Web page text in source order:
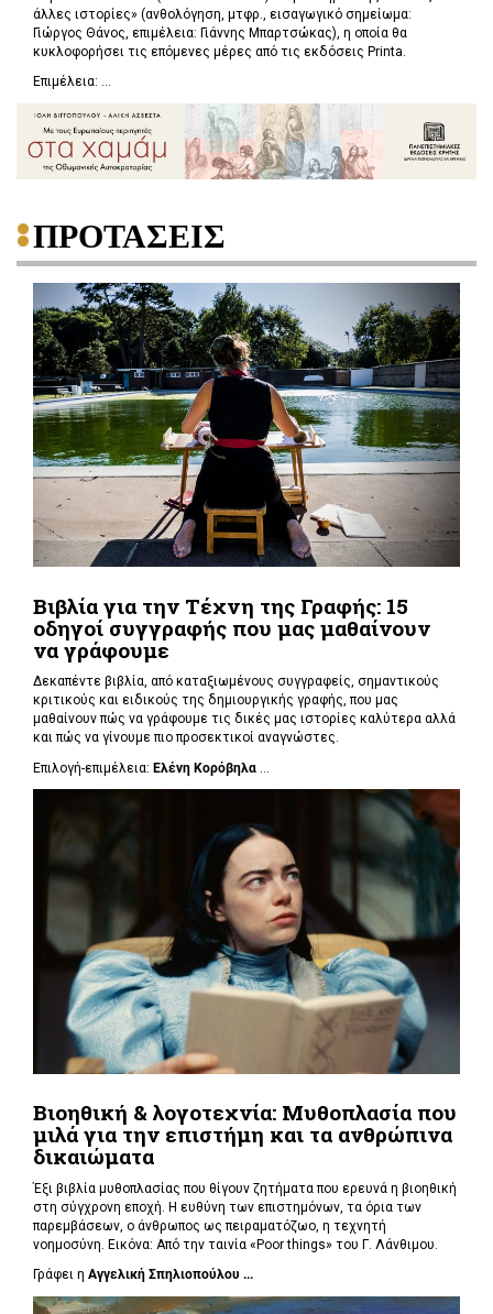
άλλες ιστορίες» (ανθολόγηση, μτφρ., εισαγωγικό σημείωμα:
Γιώργος Θάνος, επιμέλεια: Γιάννης Μπαρτσώκας), η οποία θα
κυκλοφορήσει τις επόμενες μέρες από τις εκδόσεις Printa.
Επιμέλεια: ...
ΠΡΟΤΑΣΕΙΣ
Βιβλία για την Τέχνη της Γραφής: 15
οδηγοί συγγραφής που μας μαθαίνουν
να γράφουμε
Δεκαπέντε βιβλία, από καταξιωμένους συγγραφείς, σημαντικούς
κριτικούς και ειδικούς της δημιουργικής γραφής, που μας
μαθαίνουν πώς να γράφουμε τις δικές μας ιστορίες καλύτερα αλλά
και πώς να γίνουμε πιο προσεκτικοί αναγνώστες.
Επιλογή-επιμέλεια: Ελένη Κορόβηλα
Βιοηθική & λογοτεχνία: Μυθοπλασία που
μιλά για την επιστήμη και τα ανθρώπινα
δικαιώματα
Έξι βιβλία μυθοπλασίας που θίγουν ζητήματα που ερευνά η βιοηθική
στη σύγχρονη εποχή. Η ευθύνη των επιστημόνων, τα όρια των
παρεμβάσεων, ο άνθρωπος ως πειραματόζωο, η τεχνητή
νοημοσύνη. Εικόνα: Από την ταινία «Poor things» του Γ. Λάνθιμου.
Γράφει η Αγγελική Σπηλιοπούλου ...